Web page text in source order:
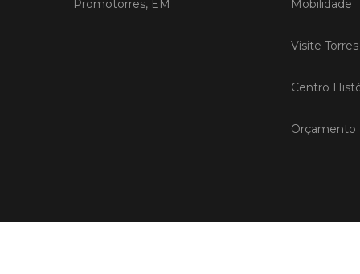
Promotorres, EM Mobilidade
Visite
Centro
Orçamento